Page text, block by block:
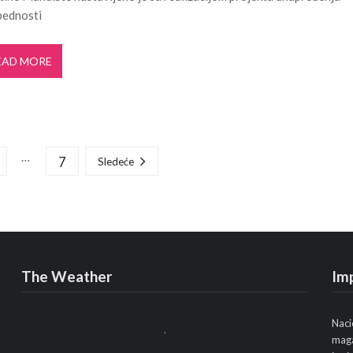
MORE
… 7 Sledeće
The Weather